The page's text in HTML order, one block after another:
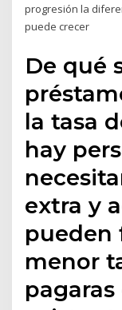
progresión la
puede crecer
De qué
la tasa
hay
extra y
pueden
menor